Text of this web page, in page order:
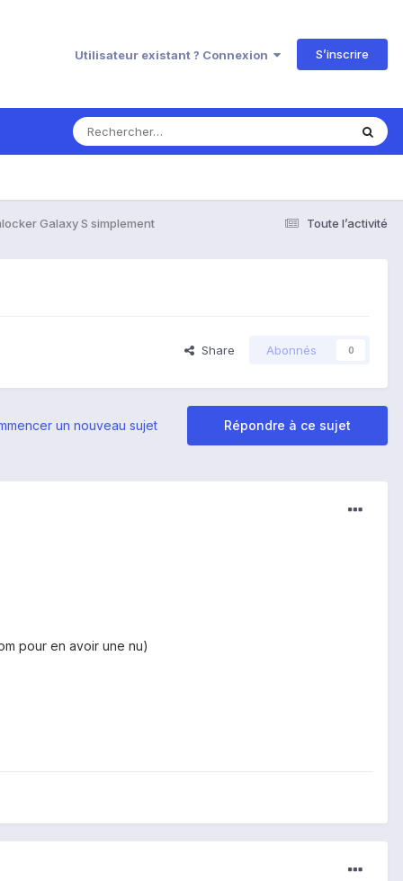
Utilisateur existant ? Connexion S’inscrire
Toute l’activité
Galaxy S simplement
Share Abonnés 0
Répondre à ce sujet
un nouveau sujet
pour en avoir une nu)